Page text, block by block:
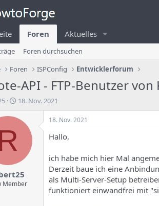
Foren Aktuelles
Foren durchsuchen
Foren ISPConfig Entwicklerforum
API - FTP-Benutzer
E
s
u
n
g
18. Nov. 2021
Member
18. Nov. 2021
Hallo,
ich habe mich hier Mal
Derzeit baue ich eine
als Multi-Server-Setup
funktioniert einwandfrei mit